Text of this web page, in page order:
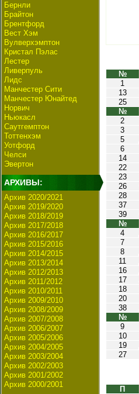
Бернли
Брайтон
Брентфорд
Вест Хэм
Вулверхэмптон
Кристал Пэлас
Лестер
Ливерпуль
Лидс
Манчестер Сити
Манчестер Юнайтед
Норвич
Ньюкасл
Саутгемптон
Тоттенхэм
Уотфорд
Челси
Эвертон
АРХИВЫ:
Архив 2020/2021
Архив 2019/2020
Архив 2018/2019
Архив 2017/2018
Архив 2016/2017
Архив 2015/2016
Архив 2014/2015
Архив 2013/2014
Архив 2012/2013
Архив 2011/2012
Архив 2010/2011
Архив 2009/2010
Архив 2008/2009
Архив 2007/2008
Архив 2006/2007
Архив 2005/2006
Архив 2004/2005
Архив 2003/2004
Архив 2002/2003
Архив 2001/2002
Архив 2000/2001
№
1
13
25
№
2
3
5
6
14
22
23
26
28
37
39
№
4
7
8
11
16
17
18
20
38
№
9
10
19
27
П